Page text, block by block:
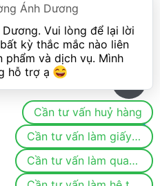
Ánh Dương
Dương. Vui lòng để lại lời
kỳ thắc mắc nào liên
phẩm và dịch vụ. Mình
hỗ trợ ạ
Cần tư vấn huỷ hàng
Cần tư vấn làm giấy phép/đăng ký môi trường
Cần tư vấn làm quan trắc